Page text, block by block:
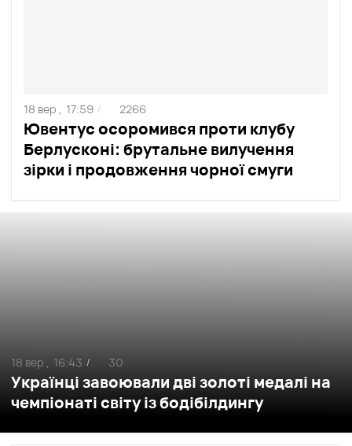
Ювентус осоромився проти клубу
Берлусконі: брутальне вилучення
зірки і продовження чорної смуги
18 вер , 17:59 / 2266
Українці завоювали дві золоті медалі на
чемпіонаті світу із бодібілдингу
18 вер , 16:43 / 30